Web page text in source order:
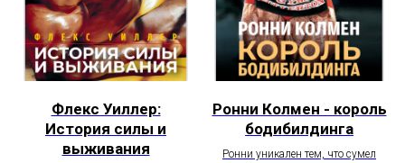
Флекс Уиллер:
История силы и
выживания
Ронни Колмен - король
бодибилдинга
Ронни уникален тем, что сумел